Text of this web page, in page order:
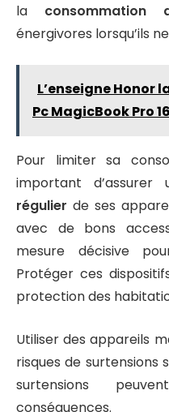
la consommation
énergivores lorsqu’ils
L’enseigne Honor
Pc MagicBook Pro
Pour limiter sa
important
régulier de ses
avec de bons
mesure décisive
Protéger ces
protection des
Utiliser des appareils
risques de surtensions
surtensions